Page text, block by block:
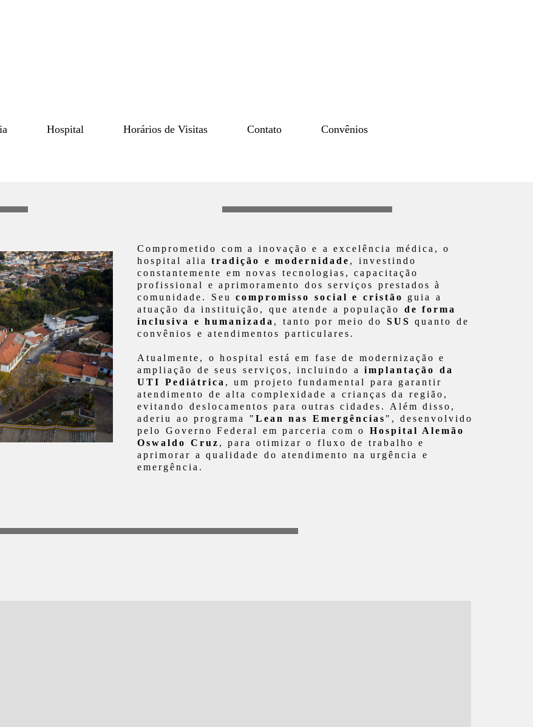
Hospital Horários de Visitas Contato
Convênios
Comprometido com a inovação e a excelência médica, o
hospital alia tradição e modernidade , investindo
constantemente em novas tecnologias, capacitação
profissional e aprimoramento dos serviços prestados à
comunidade. Seu compromisso social e cristão
guia a
atuação da instituição, que atende a população de forma
inclusiva e humanizada , tanto por meio do SUS quanto de
convênios e atendimentos particulares.
Atualmente, o hospital está em fase de modernização e
ampliação de seus serviços, incluindo a implantação da
UTI Pediátrica , um projeto fundamental para garantir
atendimento de alta complexidade a crianças da região,
evitando deslocamentos para outras cidades. Além disso,
aderiu ao programa " Lean nas Emergências ", desenvolvido
pelo Governo Federal em parceria com o Hospital Alemão
Oswaldo Cruz , para otimizar o fluxo de trabalho e
aprimorar a qualidade do atendimento na urgência e
emergência.